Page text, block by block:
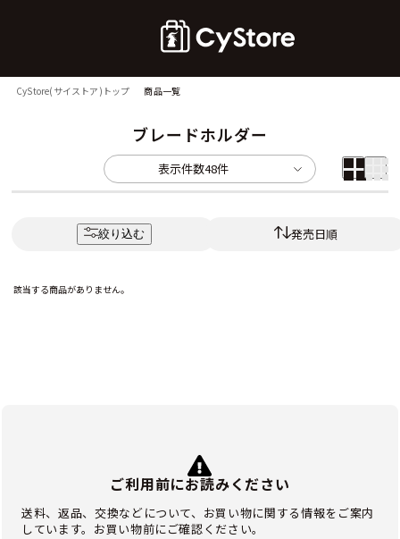
CyStore(サイストア)トップ 商品一覧
ブレードホルダー
表示件数48件
絞り込む 発売日順
該当する商品がありません。
ご利用前にお読みください
送料、返品、交換などについて、お買い物に関する情報をご案内
しています。お買い物前にご確認ください。